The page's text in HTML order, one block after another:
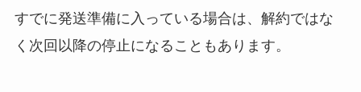
すでに発送準備に入っている場合は、解約ではな
く次回以降の停止になることもあります。